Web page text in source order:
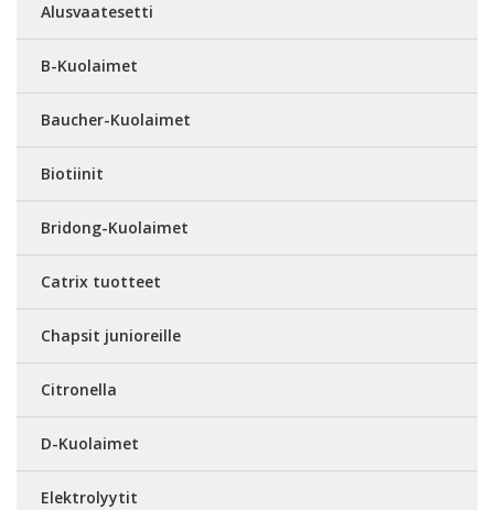
Alusvaatesetti
B-Kuolaimet
Baucher-Kuolaimet
Biotiinit
Bridong-Kuolaimet
Catrix tuotteet
Chapsit junioreille
Citronella
D-Kuolaimet
Elektrolyytit